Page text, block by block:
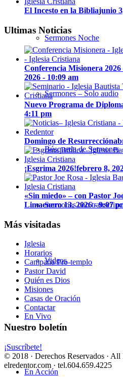
Sermones Noche
Sermones – Solo audio
Búsqueda de Sermones
Sermones con
Videos
En Vivo
En Acción
El Incesto en la Bibliajunio
Ultimas Noticias
Conferencia Misionera 2026
2026 - 10:09 am
Nuevo Programa de
4:11 pm
Domingo de Resurrección
¡Esgrima 2026!febrero 8,
«Sin miedo» – con Pastor
Limaenero 13, 2026 - 9:07
Más visitadas
Iglesia
Horarios
Campaña Pro-templo
Pastor David
Quién es Dios
Misiones
Casas de Oración
Contactar
Nuestro boletín
¡Suscríbete!
© 2018 · Derechos Reservados · All
elredentor.com · tel.604.659.4225